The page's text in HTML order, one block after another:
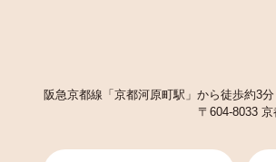
阪急京都線「京都河原町駅」から徒歩約3分
〒604-8033